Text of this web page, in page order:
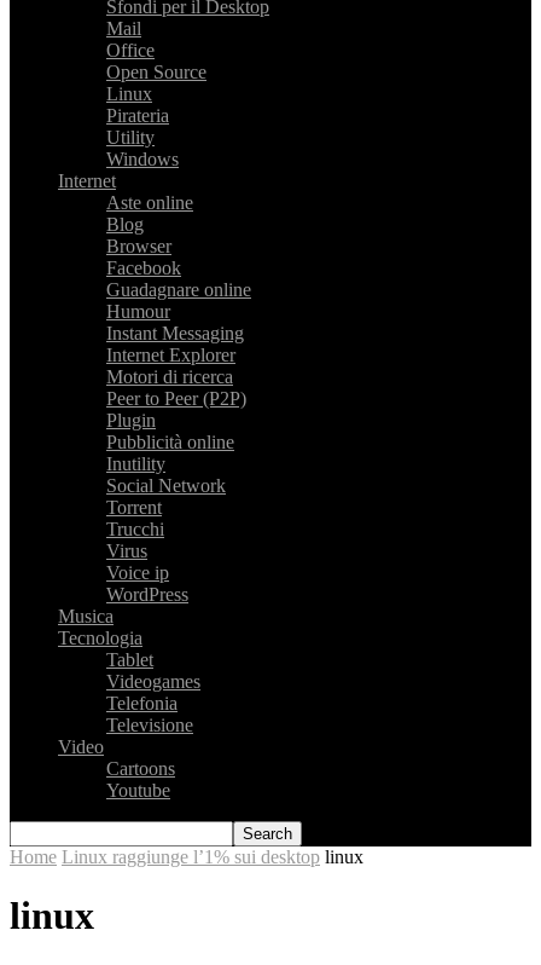
Sfondi per il Desktop
Mail
Office
Open Source
Linux
Pirateria
Utility
Windows
Internet
Aste online
Blog
Browser
Facebook
Guadagnare online
Humour
Instant Messaging
Internet Explorer
Motori di ricerca
Peer to Peer (P2P)
Plugin
Pubblicità online
Inutility
Social Network
Torrent
Trucchi
Virus
Voice ip
WordPress
Musica
Tecnologia
Tablet
Videogames
Telefonia
Televisione
Video
Cartoons
Youtube
Home Linux raggiunge l’1% sui desktop linux
linux